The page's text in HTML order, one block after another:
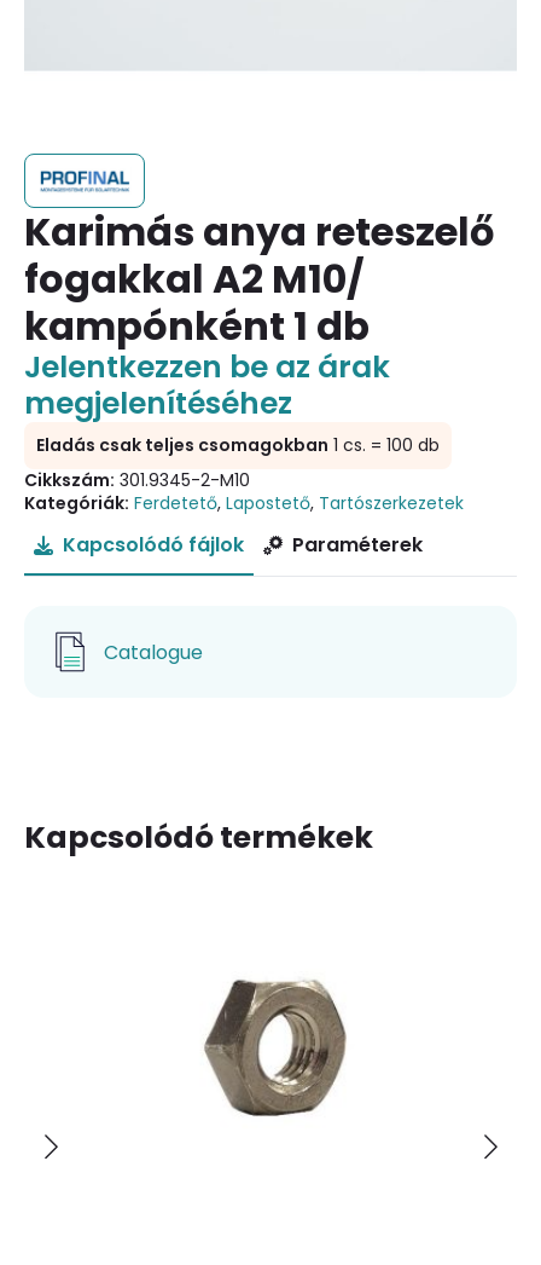
Karimás anya reteszelő
fogakkal A2 M10/
kampónként 1 db
Jelentkezzen be az árak
megjelenítéséhez
Eladás csak teljes csomagokban 1 cs. = 100 db
Cikkszám: 301.9345-2-M10
Kategóriák: Ferdetető, Lapostető, Tartószerkezetek
Kapcsolódó fájlok Paraméterek
Catalogue
Kapcsolódó termékek